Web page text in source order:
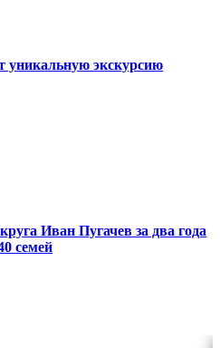
уникальную экскурсию
Иван Пугачев за два года
семей